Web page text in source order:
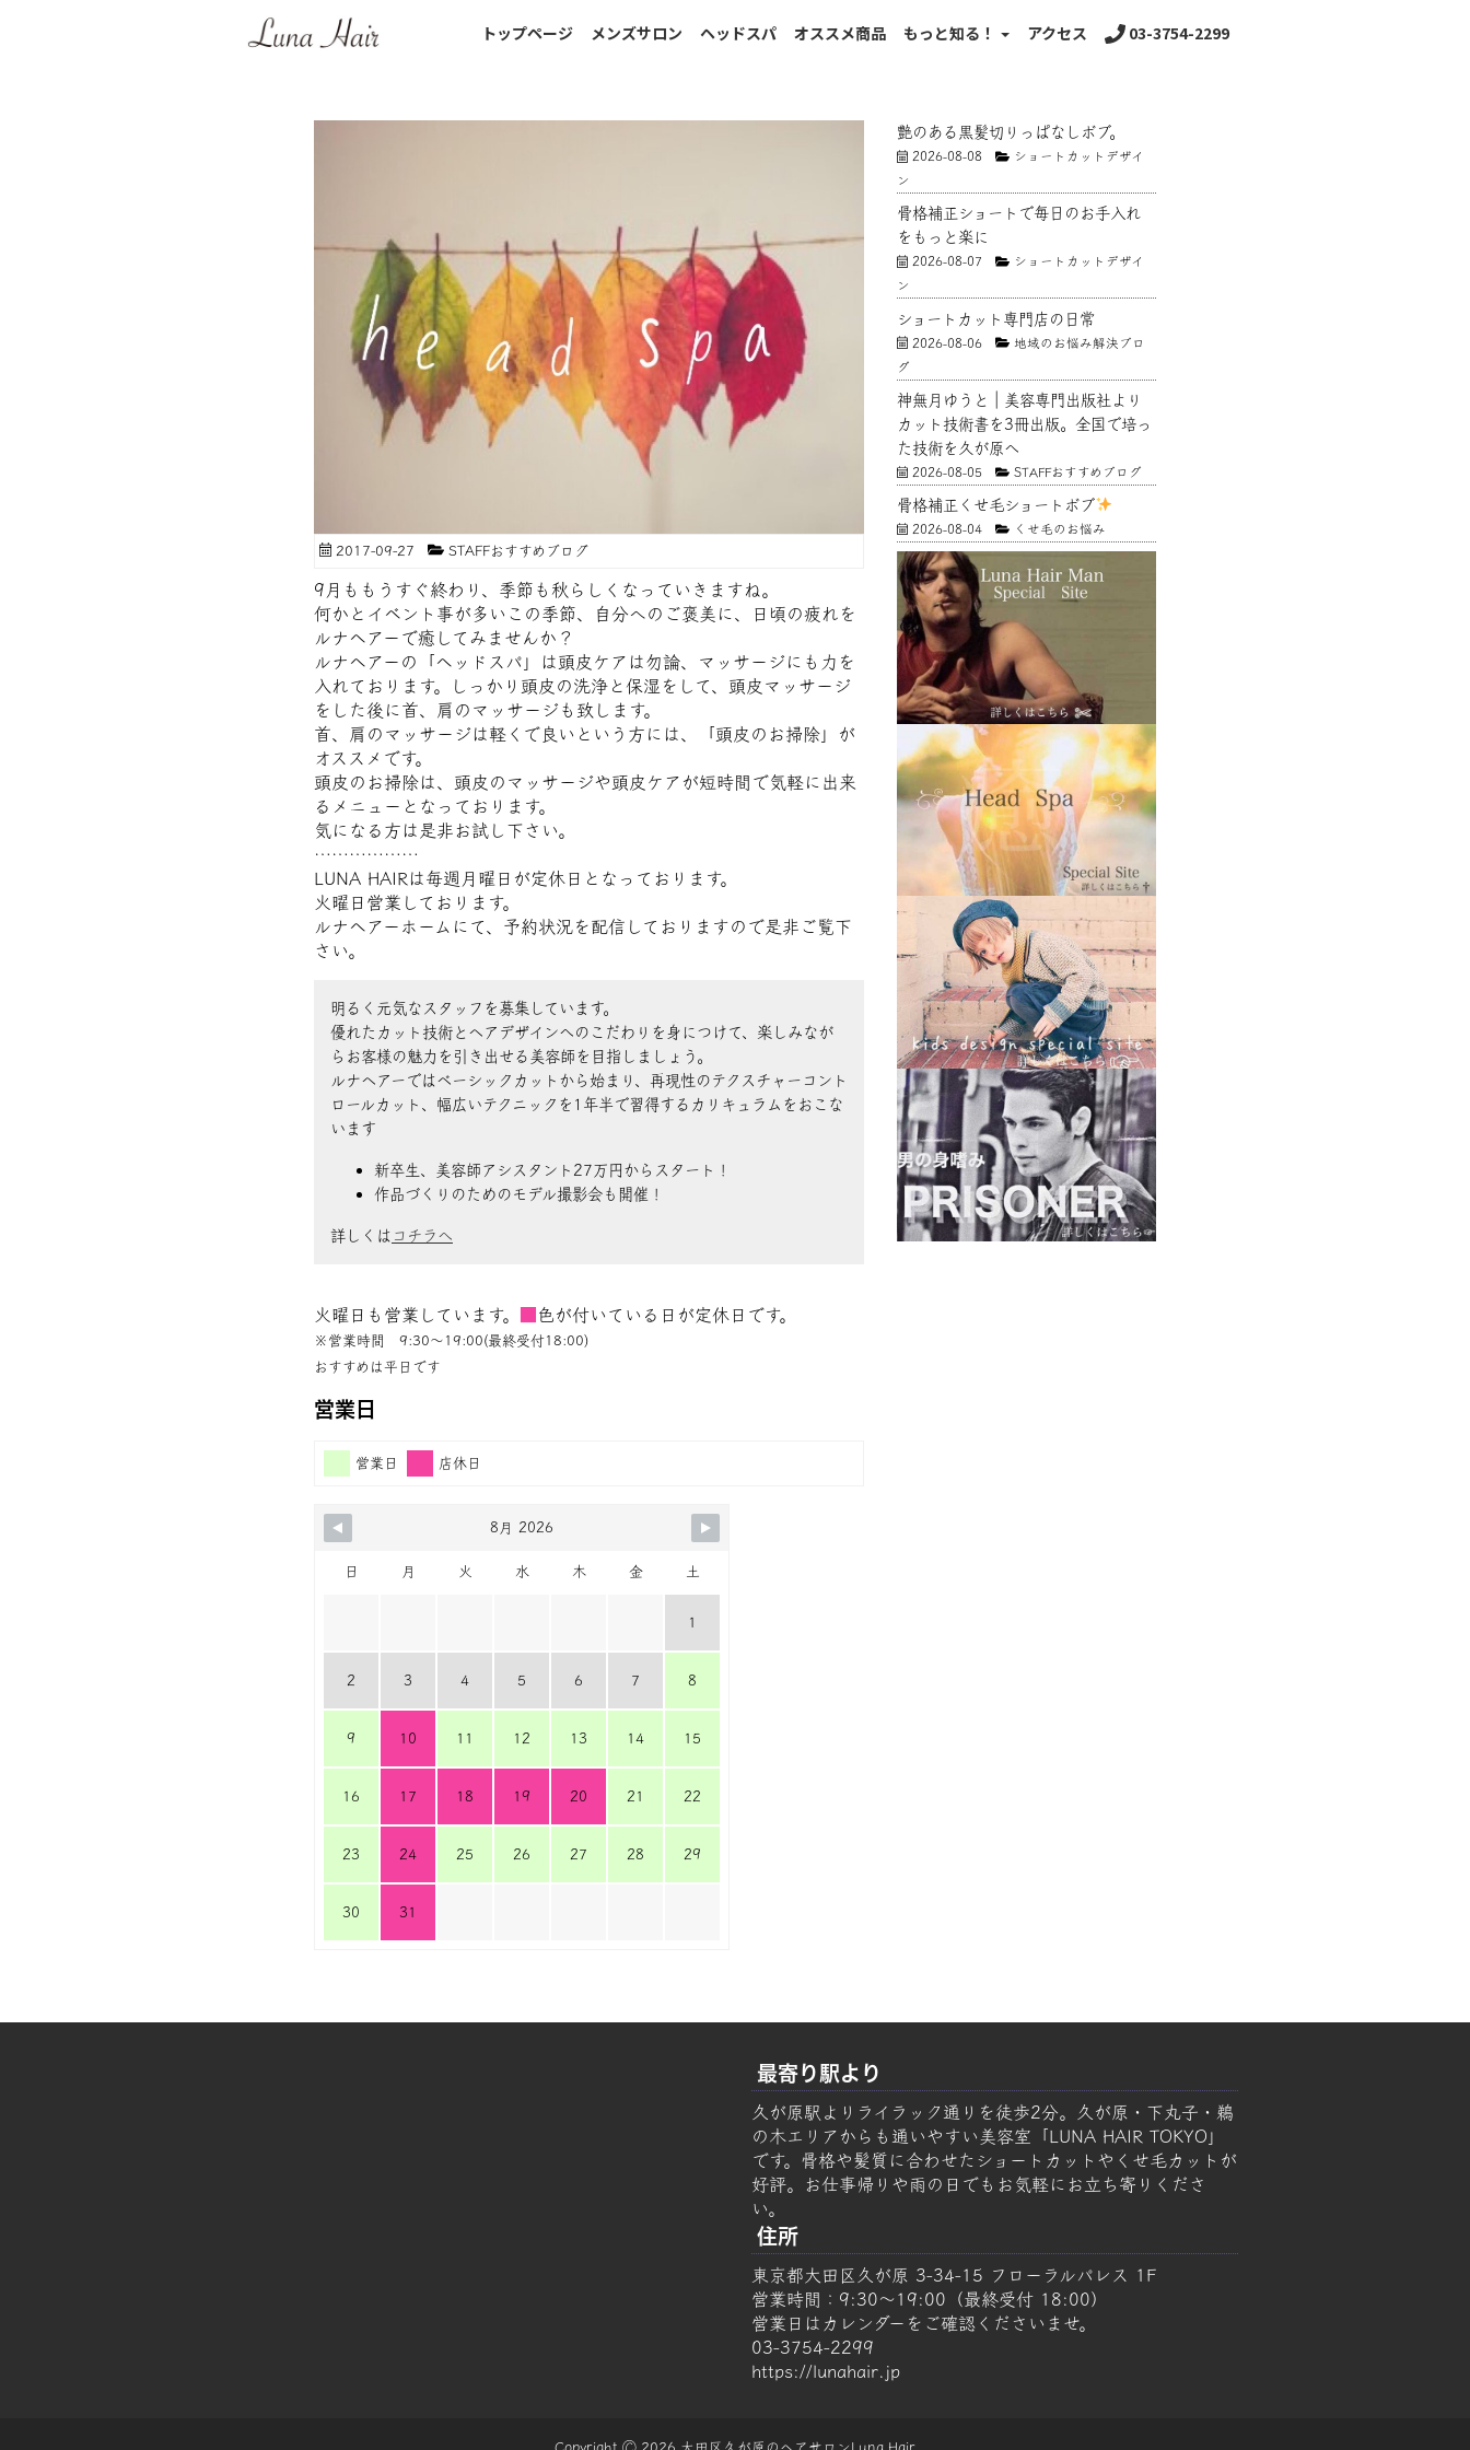
トップページ メンズサロン ヘッドスパ オススメ商品 もっと知る！ アクセス 03-3754-2299
2017-09-27 STAFFおすすめブログ
9月ももうすぐ終わり、季節も秋らしくなっていきますね。
何かとイベント事が多いこの季節、自分へのご褒美に、日頃の疲れを
ルナヘアーで癒してみませんか？
ルナヘアーの「ヘッドスパ」は頭皮ケアは勿論、マッサージにも力を
入れております。しっかり頭皮の洗浄と保湿をして、頭皮マッサージ
をした後に首、肩のマッサージも致します。
首、肩のマッサージは軽くで良いという方には、「頭皮のお掃除」が
オススメです。
頭皮のお掃除は、頭皮のマッサージや頭皮ケアが短時間で気軽に出来
るメニューとなっております。
気になる方は是非お試し下さい。
………………
LUNA HAIRは毎週月曜日が定休日となっております。
火曜日営業しております。
ルナヘアーホームにて、予約状況を配信しておりますので是非ご覧下
さい。
明るく元気なスタッフを募集しています。
優れたカット技術とヘアデザインへのこだわりを身につけて、楽しみなが
らお客様の魅力を引き出せる美容師を目指しましょう。
ルナヘアーではベーシックカットから始まり、再現性のテクスチャーコント
ロールカット、幅広いテクニックを1年半で習得するカリキュラムをおこな
います
新卒生、美容師アシスタント27万円からスタート！
作品づくりのためのモデル撮影会も開催！
詳しくは コチラへ
火曜日も営業しています。 色が付いている日が定休日です。
※営業時間 9:30〜19:00(最終受付18:00)
おすすめは平日です
営業日
営業日 店休日
8月 2026
日 月 火 水 木 金 土
1
2 3 4 5 6 7 8
9 10 11 12 13 14 15
16 17 18 19 20 21 22
23 24 25 26 27 28 29
30 31
艶のある黒髪切りっぱなしボブ。
2026-08-08
ショートカットデザイ
ン
骨格補正ショートで毎日のお手入れ
をもっと楽に
2026-08-07
ショートカットデザイ
ン
ショートカット専門店の日常
2026-08-06
地域のお悩み解決ブロ
グ
神無月ゆうと｜美容専門出版社より
カット技術書を3冊出版。全国で培っ
た技術を久が原へ
2026-08-05 STAFFおすすめブログ
骨格補正くせ毛ショートボブ
2026-08-04 くせ毛のお悩み
最寄り駅より
久が原駅よりライラック通りを徒歩2分。久が原・下丸子・鵜
の木エリアからも通いやすい美容室「LUNA HAIR TOKYO」
です。骨格や髪質に合わせたショートカットやくせ毛カットが
好評。お仕事帰りや雨の日でもお気軽にお立ち寄りくださ
い。
住所
東京都大田区久が原 3-34-15 フローラルパレス 1F
営業時間：9:30～19:00（最終受付 18:00）
営業日はカレンダーをご確認くださいませ。
03-3754-2299
https://lunahair.jp